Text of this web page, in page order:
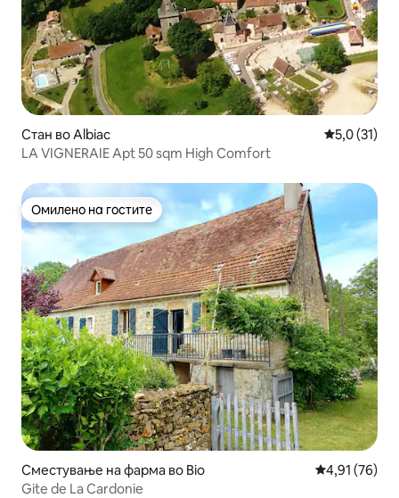
Стан во Albiac Просечна
5,0 (31)
LA VIGNERAIE Apt 50 sqm High Comfort
Омилено на гостите
Омилено на гостите
Сместување на фарма во Bio Просечна
4,91 (76)
Gite de La Cardonie